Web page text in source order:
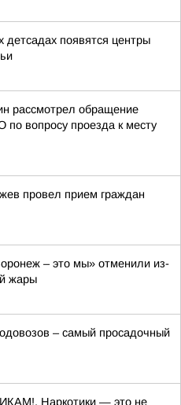
детсадах появятся центры
рассмотрел обращение
по вопросу проезда к месту
провел прием граждан
– это мы» отменили из-
жары
– самый просадочный
Наркотики — это не